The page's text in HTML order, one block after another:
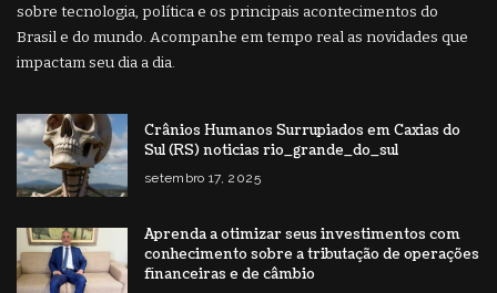
sobre tecnologia, política e os principais acontecimentos do
Brasil e do mundo. Acompanhe em tempo real as novidades que
impactam seu dia a dia.
Crânios Humanos Surrupiados em Caxias do
Sul (RS) noticias rio_grande_do_sul
setembro 17, 2025
Aprenda a otimizar seus investimentos com
conhecimento sobre a tributação de operações
financeiras e de câmbio